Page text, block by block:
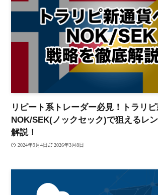
リピート系トレーダー必見！トラリ
NOK/SEK(ノックセック)で狙えるレ
解説！
2024年9月4日 2026年3月8日